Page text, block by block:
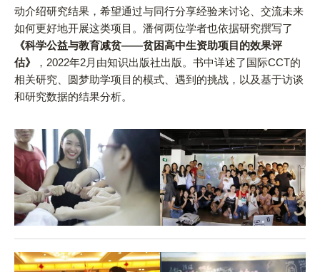
动介绍研究结果，希望通过与同行分享经验来讨论、交流未来
如何更好地开展这类项目。潘何两位学者也依据研究撰写了
《科学公益与教育减贫——贫困高中生资助项目的效果评
估》
，2022年2月由知识出版社出版。书中详述了国际CCT的
相关研究、圆梦助学项目的模式、遇到的挑战，以及基于访谈
和研究数据的结果分析。